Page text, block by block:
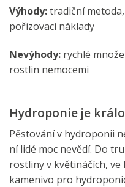
Výhody:tradiční
pořizovací náklady
Nevýhody: rychlé
rostlin nemocemi
Hydroponie je
Pěstování v hydroponii
ní lidé moc nevědí. Do
rostliny v květináčích,
kamenivo pro